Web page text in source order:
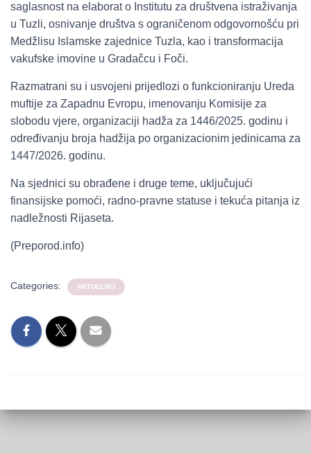
saglasnost na elaborat o Institutu za društvena istraživanja
u Tuzli, osnivanje društva s ograničenom odgovornošću pri
Medžlisu Islamske zajednice Tuzla, kao i transformacija
vakufske imovine u Gradačcu i Foči.
Razmatrani su i usvojeni prijedlozi o funkcioniranju Ureda
muftije za Zapadnu Evropu, imenovanju Komisije za
slobodu vjere, organizaciji hadža za 1446/2025. godinu i
određivanju broja hadžija po organizacionim jedinicama za
1447/2026. godinu.
Na sjednici su obrađene i druge teme, uključujući
finansijske pomoći, radno-pravne statuse i tekuća pitanja iz
nadležnosti Rijaseta.
(Preporod.info)
Categories: AKTUELNO